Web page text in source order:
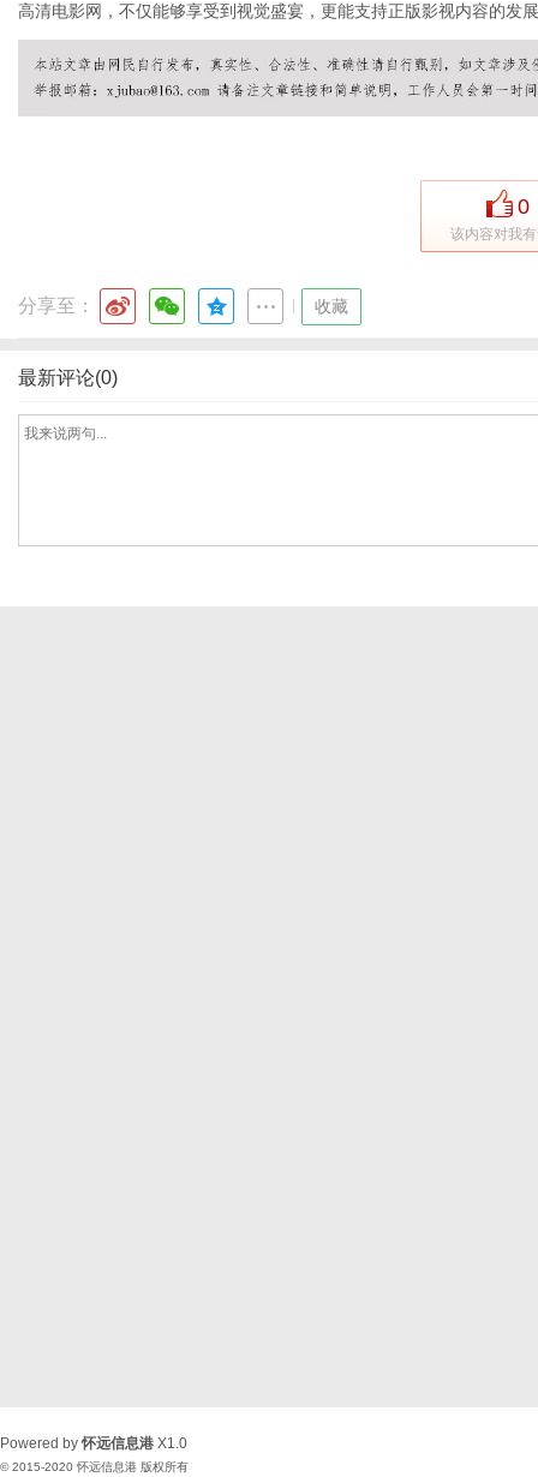
高清电影网，不仅能够享受到视觉盛宴，更能支持正版影视内容的发
0
该内容对我
分享至： 收藏
最新评论(0)
Powered by怀远信息港 X1.0
© 2015-2020 怀远信息港 版权所有